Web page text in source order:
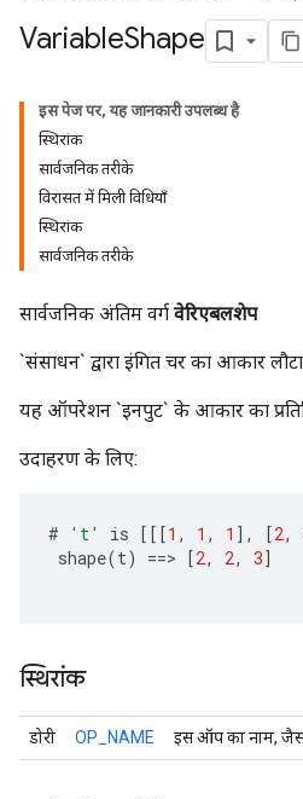
VariableShape
इस पेज पर, यह जानकारी उपलब्ध है
स्थिरांक
सार्वजनिक तरीके
विरासत में मिली विधियाँ
स्थिरांक
सार्वजनिक तरीके
सार्वजनिक अंतिम वर्ग वेरिएबलशेप
`संसाधन` द्वारा इंगित चर का आकार
यह ऑपरेशन `इनपुट` के आकार का
उदाहरण के लिए:
# 't' is [[[1 , 1 , 1 ] , [2,
shape(t) ==> [2, 2, 3]
स्थिरांक
डोरी OP_NAME इस ऑप का नाम,